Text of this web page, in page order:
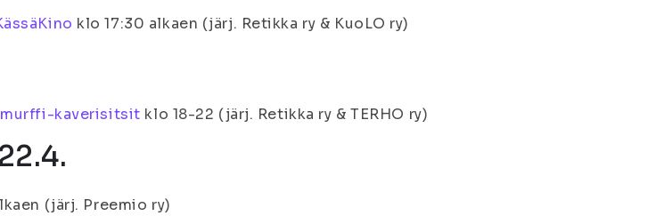
klo 17:30 alkaen (järj. Retikka ry & KuoLO ry)
kaverisitsit klo 18-22 (järj. Retikka ry & TERHO ry)
(järj. Preemio ry)